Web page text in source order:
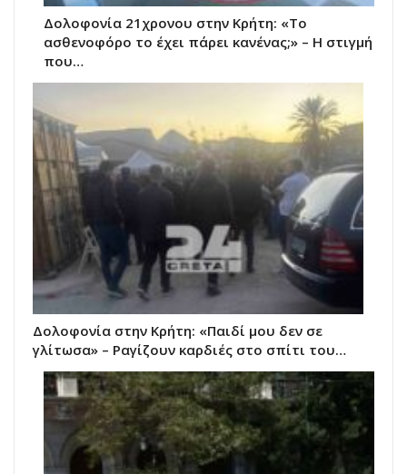
Δολοφονία 21χρονου στην Κρήτη: «Το
ασθενοφόρο το έχει πάρει κανένας;» – Η στιγμή
που…
Δολοφονία στην Κρήτη: «Παιδί μου δεν σε
γλίτωσα» – Ραγίζουν καρδιές στο σπίτι του…